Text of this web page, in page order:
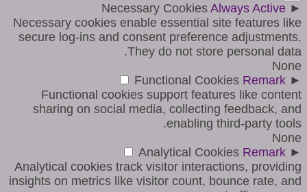
►
Necessary Cookies Always Active
Necessary cookies enable essential site features like
secure log-ins and consent preference adjustments.
They do not store personal data.
None
►
Functional Cookies Remark
Functional cookies support features like content
sharing on social media, collecting feedback, and
enabling third-party tools.
None
►
Analytical Cookies Remark
Analytical cookies track visitor interactions, providing
insights on metrics like visitor count, bounce rate, and